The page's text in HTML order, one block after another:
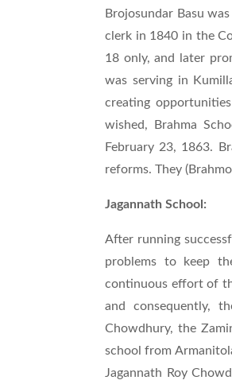
Brojosundar Basu
clerk in 1840 in the
18 only, and later
was serving in
creating
wished, Brahma
February 23, 1863.
reforms. They
Jagannath School:
After running
problems to keep
continuous effort of
and consequently,
Chowdhury, the
school from
Jagannath Roy